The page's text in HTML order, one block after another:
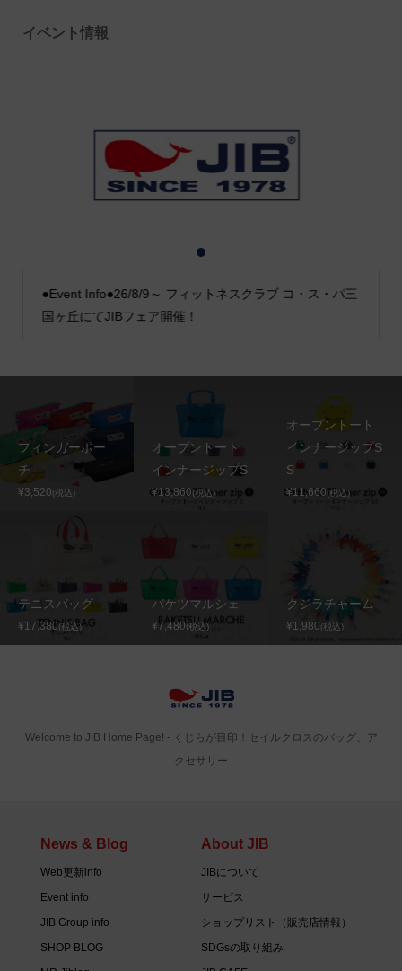
イベント情報
●Event Info●26/8/9～ フィットネスクラブ コ・ス・パ三
国ヶ丘にてJIBフェア開催！
2
フィンガーポー
チ
¥3,520(税込)
オープントート
インナージップS
¥13,860(税込)
オープントート
インナージップS
S
¥11,660(税込)
テニスバッグ
¥17,380(税込)
バケツマルシェ
¥7,480(税込)
クジラチャーム
¥1,980(税込)
Welcome to JIB Home Page! ‐ くじらが目印！セイルクロスのバッグ、ア
クセサリー
News & Blog
Web更新info
Event info
JIB Group info
SHOP BLOG
About JIB
JIBについて
サービス
ショップリスト（販売店情報）
SDGsの取り組み